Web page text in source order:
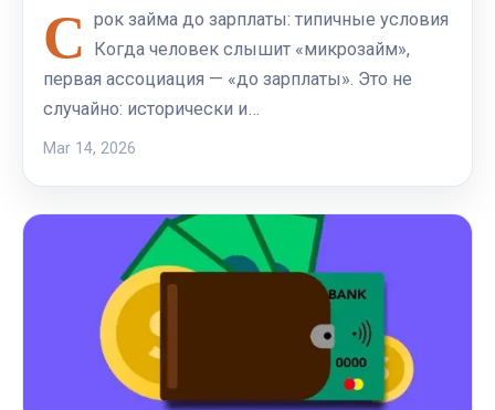
С рок займа до зарплаты: типичные условия
Когда человек слышит «микрозайм»,
первая ассоциация — «до зарплаты». Это не
случайно: исторически и…
Mar 14, 2026